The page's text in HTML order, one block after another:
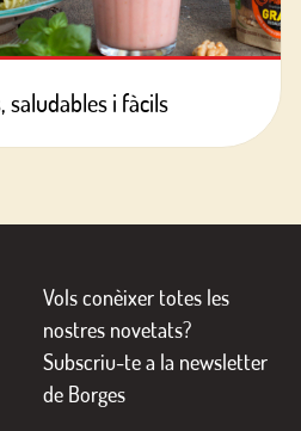
saludables i fàcils
Vols conèixer totes les
nostres novetats?
Subscriu-te a la newsletter
de Borges